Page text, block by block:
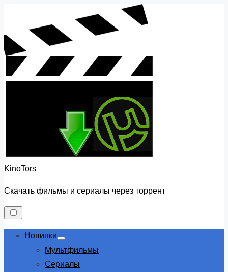
content
KinoTors
Скачать фильмы и сериалы через торрент
Новинки
Show
sub
Мультфильмы
Сериалы